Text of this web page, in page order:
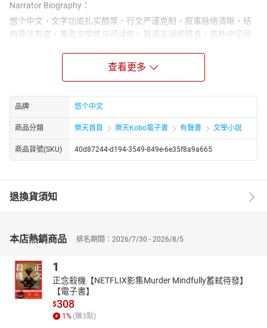
Narrator Biography：
悠个中文，文字功底扎实醇厚，行文严谨克制，叙事脉络清晰，结
构章法有度，兼具文学性与可读性。其语言凝练精准，质朴中见风
于平淡间铺陈时代肌理，展现出极强的文字把控能力与叙事功底。
无论是场景描摹、细节刻画，还是情感铺陈、思想表达，均层次分
建的叙事世界之中。
查看更多
品牌 悠个中文
商品分類 樂天首頁 樂天Kobo電子書 有聲書 文學小說
商品貨號(SKU) 40d87244-d194-3549-849e-6e35f8a9a665
退換貨須知
本店熱銷商品 排名期間：2026/7/30 - 2026/8/5
1
正念殺機【NETFLIX影集Murder Mindfully蓄弒待發】
【電子書】
$308
1 % (賺3點)